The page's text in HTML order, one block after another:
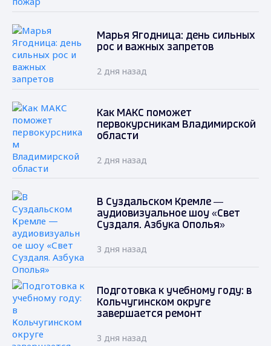
Марья Ягодница: день сильных
рос и важных запретов
2 дня назад
Как МАКС поможет
первокурсникам Владимирской
области
2 дня назад
В Суздальском Кремле —
аудиовизуальное шоу «Свет
Суздаля. Азбука Ополья»
3 дня назад
Подготовка к учебному году: в
Кольчугинском округе
завершается ремонт
3 дня назад